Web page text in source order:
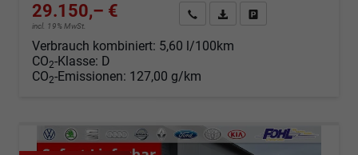
29.150,– €
incl. 19% MwSt.
Angebot anfordern
Fahrzeugexpose (PDF)
Verbrauch kombiniert: 5,60 l/100km
CO2-Klasse: D
CO2-Emissionen: 127,00 g/km